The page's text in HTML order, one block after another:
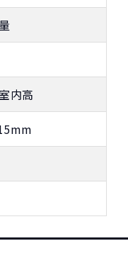
ーライフ
内高